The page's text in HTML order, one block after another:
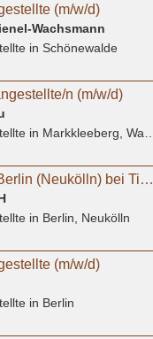
(m/w/d)
Wachsmann
in Schönewalde
n (m/w/d)
in Markkleeberg, Wachau
TFA (m/w/d) in Teilzeit in Berlin (Neukölln) bei Tierarztpraxis Sarah Watson
in Berlin, Neukölln
(m/w/d)
in Berlin